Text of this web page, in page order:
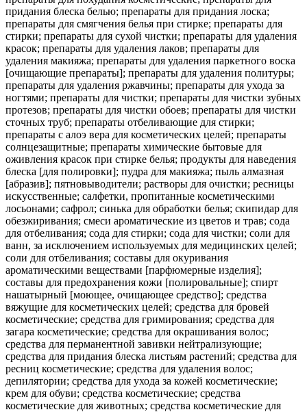
придания блеска белью; препараты для придания лоска;
препараты для смягчения белья при стирке; препараты для
стирки; препараты для сухой чистки; препараты для удаления
красок; препараты для удаления лаков; препараты для
удаления макияжа; препараты для удаления паркетного воска
[очищающие препараты]; препараты для удаления политуры;
препараты для удаления ржавчины; препараты для ухода за
ногтями; препараты для чистки; препараты для чистки зубных
протезов; препараты для чистки обоев; препараты для чистки
сточных труб; препараты отбеливающие для стирки;
препараты с алоэ вера для косметических целей; препараты
солнцезащитные; препараты химические бытовые для
оживления красок при стирке белья; продукты для наведения
блеска [для полировки]; пудра для макияжа; пыль алмазная
[абразив]; пятновыводители; растворы для очистки; ресницы
искусственные; салфетки, пропитанные косметическими
лосьонами; сафрол; синька для обработки белья; скипидар для
обезжиривания; смеси ароматические из цветов и трав; сода
для отбеливания; сода для стирки; сода для чистки; соли для
ванн, за исключением используемых для медицинских целей;
соли для отбеливания; составы для окуривания
ароматическими веществами [парфюмерные изделия];
составы для предохранения кожи [полировальные]; спирт
нашатырный [моющее, очищающее средство]; средства
вяжущие для косметических целей; средства для бровей
косметические; средства для гримирования; средства для
загара косметические; средства для окрашивания волос;
средства для перманентной завивки нейтрализующие;
средства для придания блеска листьям растений; средства для
ресниц косметические; средства для удаления волос;
депилятории; средства для ухода за кожей косметические;
крем для обуви; средства косметические; средства
косметические для животных; средства косметические для